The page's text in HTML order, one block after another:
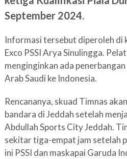
September 2024.
Informasi tersebut diperoleh di
Exco PSSI Arya Sinulingga.
menginginkan ada
Arab Saudi ke Indonesia.
Rencananya, skuad Timnas
bandara di Jeddah setelah
Abdullah Sports City Jeddah.
sekitar tiga-empat jam setelah
ini PSSI dan maskapai Garuda